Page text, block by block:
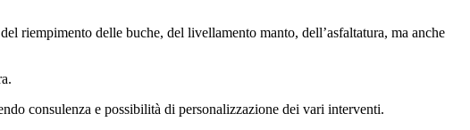
riempimento delle buche, del livellamento manto, dell’asfaltatura, ma anche
consulenza e possibilità di personalizzazione dei vari interventi.